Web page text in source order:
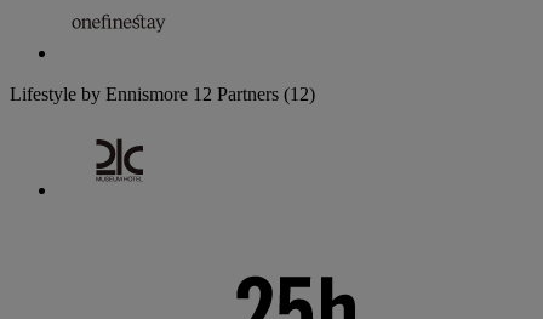
Lifestyle by Ennismore 12 Partners (12)